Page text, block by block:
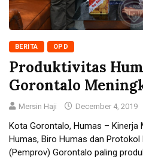
BERITA OPD
Produktivitas
Gorontalo
Mersin Haji December 4, 2019
Kota Gorontalo, Humas – Kinerja
Humas, Biro Humas dan Protokol
(Pemprov) Gorontalo paling